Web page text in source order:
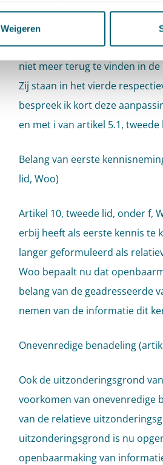
Weigeren
met i van artikel 5.1, tweede
De uitzonderingsgronden van
niet meer terug te vinden in
Zij staan in het vierde
bespreek ik kort deze
en met i van artikel 5.1, tweede
Belang van eerste
lid, Woo)
Artikel 10, tweede lid, onder f,
erbij heeft als eerste kennis te
langer geformuleerd als
Woo bepaalt nu dat
belang van de geadresseerde
nemen van de informatie dit
Onevenredige benadeling
Ook de uitzonderingsgrond
voorkomen van onevenredige
van de relatieve
uitzonderingsgrond is nu
openbaarmaking van